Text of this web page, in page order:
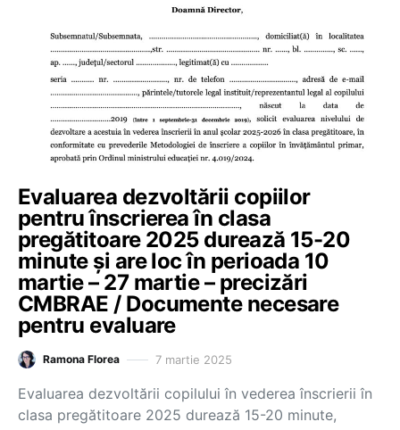
Evaluarea dezvoltării copiilor
pentru înscrierea în clasa
pregătitoare 2025 durează 15-20
minute și are loc în perioada 10
martie – 27 martie – precizări
CMBRAE / Documente necesare
pentru evaluare
Ramona Florea 7 martie 2025
Evaluarea dezvoltării copilului în vederea înscrierii în
clasa pregătitoare 2025 durează 15-20 minute,